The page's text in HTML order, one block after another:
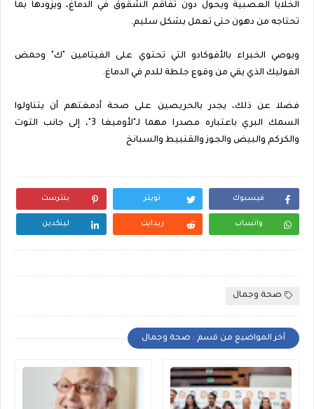
الخلايا العصبية ويحول دون تفاقم الشقوق في الدماغ، ويزودها بما
تحتاجه من دهون حتى تعمل بشكل سليم.
ويوصي الخبراء بالأفوكادو التي تحتوي على الفيتامين "ك" وحمض
الفوليك الذي يقي من وقوع جلطة للدم في الدماغ.
فضلا عن ذلك، يجدر بالحريصين على صحة أدمغتهم أن يتناولوا
السمك البري باعتباره مصدرا مهما لـ"لأوميغا 3"، إلى جانب التوت
والكركم والبيض والجوز والقنبيط والسبانخ
فيسبوك تويتر بنترست
واتساب ريدايت لينكدين
صحة وجمال
أخر المواضيع من قسم : صحة وجمال